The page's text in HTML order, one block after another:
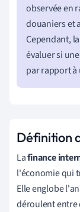
observée en
douaniers et
Cependant,
évaluer si
par rapport à
Définition
Lafinance
l'économie qui
Elle englobe
déroulent entre